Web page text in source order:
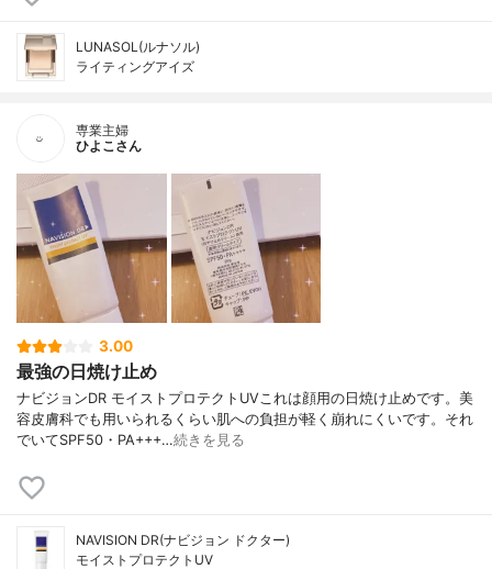
LUNASOL(ルナソル)
ライティングアイズ
専業主婦
ひよこさん
3.00
最強の日焼け止め
ナビジョンDR モイストプロテクトUVこれは顔用の日焼け止めです。美
容皮膚科でも用いられるくらい肌への負担が軽く崩れにくいです。それ
でいてSPF50・PA+++…続きを見る
NAVISION DR(ナビジョン ドクター)
モイストプロテクトUV